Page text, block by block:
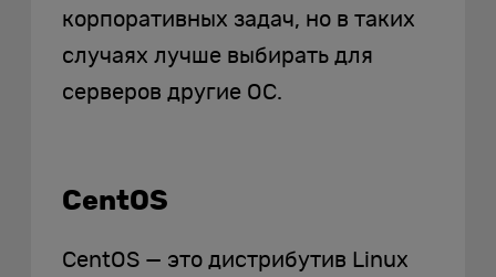
корпоративных задач, но в таких
случаях лучше выбирать для
серверов другие ОС.
CentOS
CentOS — это дистрибутив Linux